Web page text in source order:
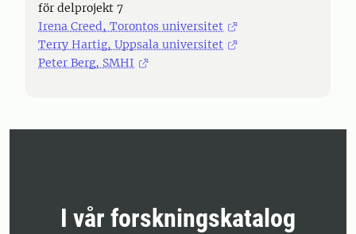
för delprojekt 7
Irena Creed, Torontos universitet
Terry Hartig, Uppsala universitet
Peter Berg, SMHI
I vår forskningskatalog